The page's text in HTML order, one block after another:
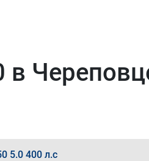
в
5.0 400 л.с